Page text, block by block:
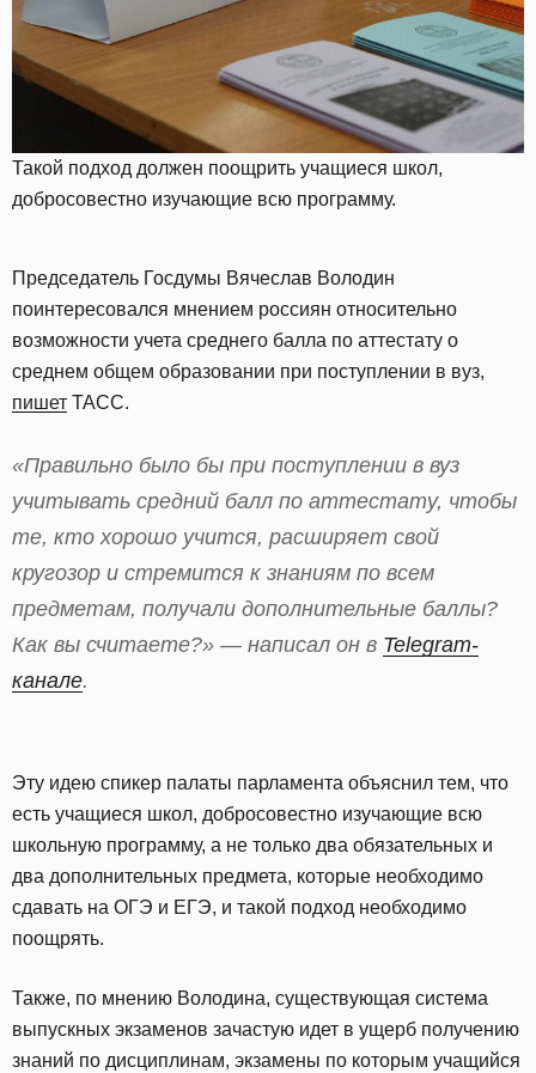
Такой подход должен поощрить учащиеся школ,
добросовестно изучающие всю программу.
Председатель Госдумы Вячеслав Володин
поинтересовался мнением россиян относительно
возможности учета среднего балла по аттестату о
среднем общем образовании при поступлении в вуз,
пишет ТАСС.
«Правильно было бы при поступлении в вуз
учитывать средний балл по аттестату, чтобы
те, кто хорошо учится, расширяет свой
кругозор и стремится к знаниям по всем
предметам, получали дополнительные баллы?
Как вы считаете?» — написал он в Telegram-
канале.
Эту идею спикер палаты парламента объяснил тем, что
есть учащиеся школ, добросовестно изучающие всю
школьную программу, а не только два обязательных и
два дополнительных предмета, которые необходимо
сдавать на ОГЭ и ЕГЭ, и такой подход необходимо
поощрять.
Также, по мнению Володина, существующая система
выпускных экзаменов зачастую идет в ущерб получению
знаний по дисциплинам, экзамены по которым учащийся